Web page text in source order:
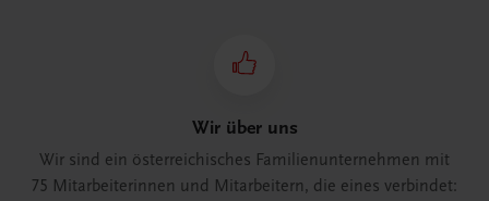
Wir über uns
Wir sind ein österreichisches Familienunternehmen mit
75 Mitarbeiterinnen und Mitarbeitern, die eines verbindet: